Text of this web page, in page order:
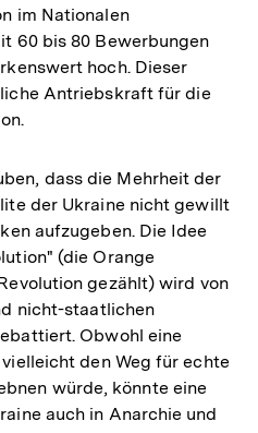
im Nationalen
60 bis 80 Bewerbungen
hoch. Dieser
Antriebskraft für die
dass die Mehrheit der
der Ukraine nicht gewillt
aufzugeben. Die Idee
(die Orange
gezählt) wird von
nicht-staatlichen
Obwohl eine
den Weg für echte
würde, könnte eine
auch in Anarchie und